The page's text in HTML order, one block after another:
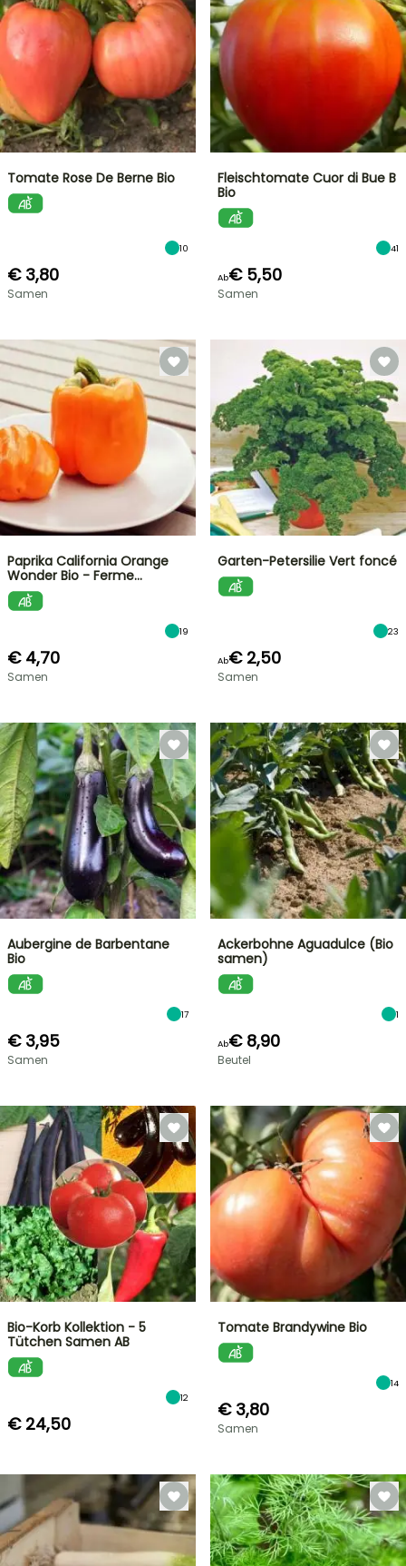
Tomate Rose De Berne Bio
10
€ 3,80
Samen
Fleischtomate Cuor di Bue B
Bio
41
Ab€ 5,50
Samen
Paprika California Orange
Wonder Bio - Ferme…
19
€ 4,70
Samen
Garten-Petersilie Vert foncé
23
Ab€ 2,50
Samen
Aubergine de Barbentane
Bio
17
€ 3,95
Samen
Ackerbohne Aguadulce (Bio
samen)
1
Ab€ 8,90
Beutel
Bio-Korb Kollektion - 5
Tütchen Samen AB
12
€ 24,50
Tomate Brandywine Bio
14
€ 3,80
Samen